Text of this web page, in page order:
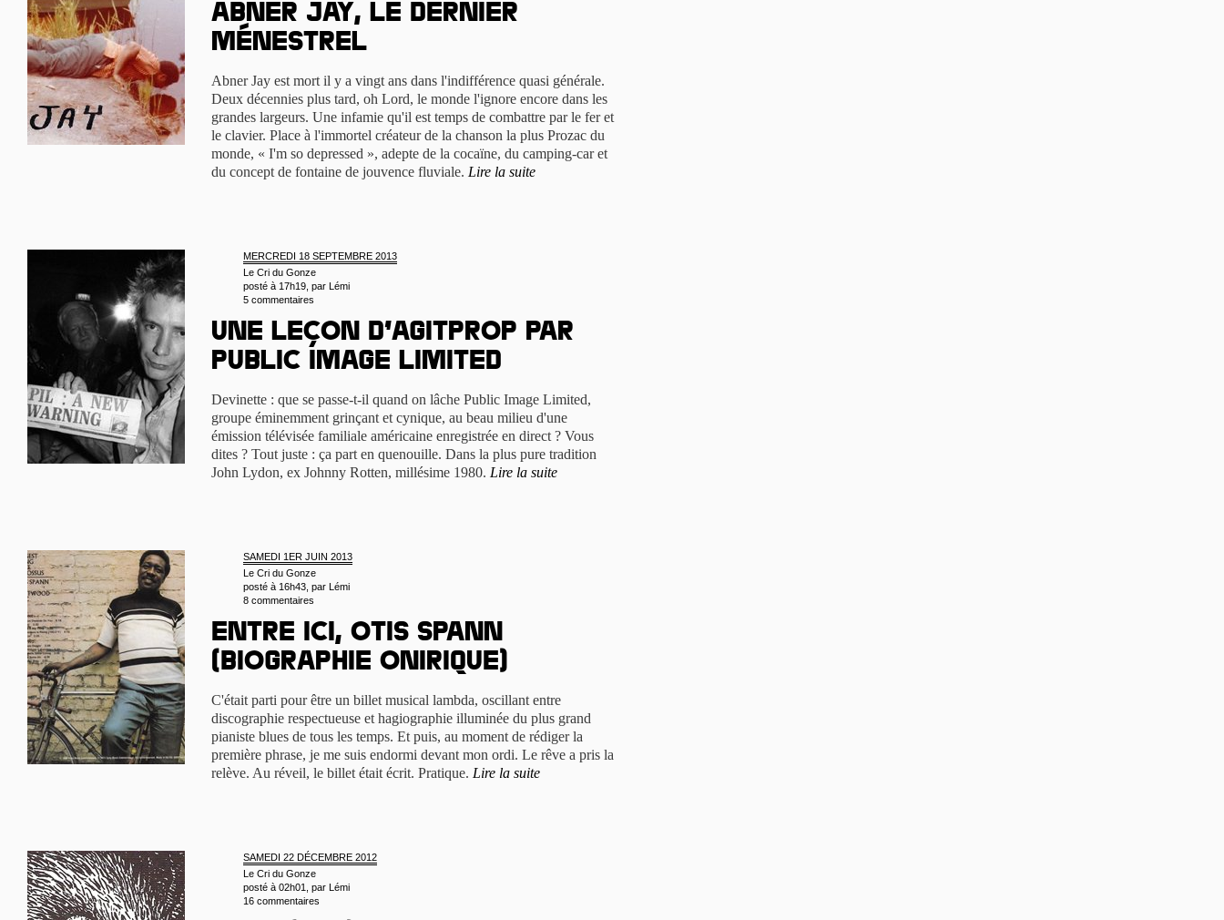
Abner Jay, le dernier
ménestrel
Abner Jay est mort il y a vingt ans dans l'indifférence quasi générale.
Deux décennies plus tard, oh Lord, le monde l'ignore encore dans les
grandes largeurs. Une infamie qu'il est temps de combattre par le fer et
le clavier. Place à l'immortel créateur de la chanson la plus Prozac du
monde, « I'm so depressed », adepte de la cocaïne, du camping-car et
du concept de fontaine de jouvence fluviale. Lire la suite
MERCREDI 18 SEPTEMBRE 2013
Le Cri du Gonze
posté à 17h19, par Lémi
5 commentaires
Une leçon d’agitprop par
Public Image Limited
Devinette : que se passe-t-il quand on lâche Public Image Limited,
groupe éminemment grinçant et cynique, au beau milieu d'une
émission télévisée familiale américaine enregistrée en direct ? Vous
dites ? Tout juste : ça part en quenouille. Dans la plus pure tradition
John Lydon, ex Johnny Rotten, millésime 1980. Lire la suite
SAMEDI 1ER JUIN 2013
Le Cri du Gonze
posté à 16h43, par Lémi
8 commentaires
Entre ici, Otis Spann
(biographie onirique)
C'était parti pour être un billet musical lambda, oscillant entre
discographie respectueuse et hagiographie illuminée du plus grand
pianiste blues de tous les temps. Et puis, au moment de rédiger la
première phrase, je me suis endormi devant mon ordi. Le rêve a pris la
relève. Au réveil, le billet était écrit. Pratique. Lire la suite
SAMEDI 22 DÉCEMBRE 2012
Le Cri du Gonze
posté à 02h01, par Lémi
16 commentaires